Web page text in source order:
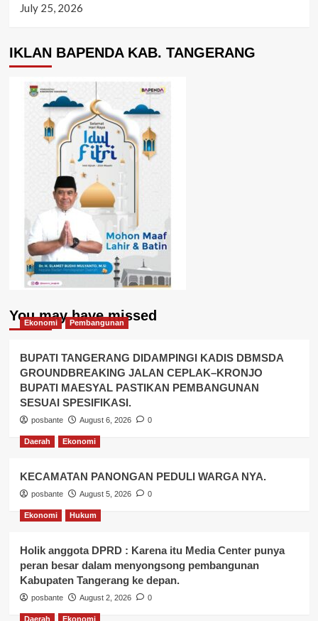
July 25, 2026
IKLAN BAPENDA KAB. TANGERANG
You may have missed
Ekonomi Pembangunan
BUPATI TANGERANG DIDAMPINGI KADIS DBMSDA
GROUNDBREAKING JALAN CEPLAK–KRONJO
BUPATI MAESYAL PASTIKAN PEMBANGUNAN
SESUAI SPESIFIKASI.
posbante August 6, 2026 0
Daerah Ekonomi
KECAMATAN PANONGAN PEDULI WARGA NYA.
posbante August 5, 2026 0
Ekonomi Hukum
Holik anggota DPRD : Karena itu Media Center punya
peran besar dalam menyongsong pembangunan
Kabupaten Tangerang ke depan.
posbante August 2, 2026 0
Daerah Ekonomi